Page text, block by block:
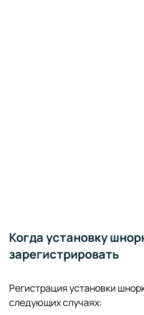
Установка ТСУ на UAZ
Когда установку
зарегистрировать
Регистрация установки
следующих случаях: